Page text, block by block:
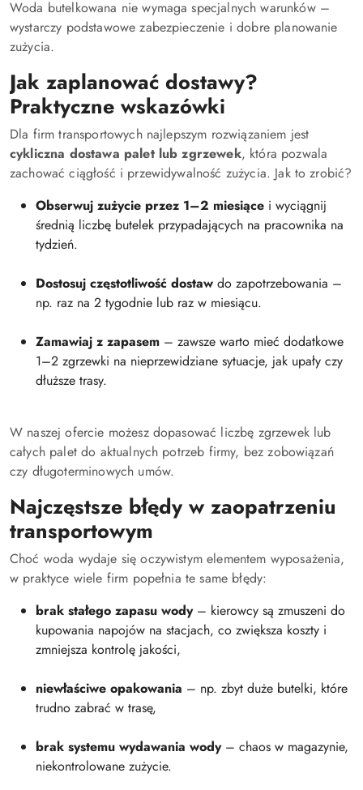
Woda butelkowana nie wymaga specjalnych warunków –
wystarczy podstawowe zabezpieczenie i dobre planowanie
zużycia.
Jak zaplanować dostawy?
Praktyczne wskazówki
Dla firm transportowych najlepszym rozwiązaniem jest
cykliczna dostawa palet lub zgrzewek, która pozwala
zachować ciągłość i przewidywalność zużycia. Jak to zrobić?
Obserwuj zużycie przez 1–2 miesiące i wyciągnij
średnią liczbę butelek przypadających na pracownika na
tydzień.
Dostosuj częstotliwość dostaw do zapotrzebowania –
np. raz na 2 tygodnie lub raz w miesiącu.
Zamawiaj z zapasem – zawsze warto mieć dodatkowe
1–2 zgrzewki na nieprzewidziane sytuacje, jak upały czy
dłuższe trasy.
W naszej ofercie możesz dopasować liczbę zgrzewek lub
całych palet do aktualnych potrzeb firmy, bez zobowiązań
czy długoterminowych umów.
Najczęstsze błędy w zaopatrzeniu
transportowym
Choć woda wydaje się oczywistym elementem wyposażenia,
w praktyce wiele firm popełnia te same błędy:
brak stałego zapasu wody– kierowcy są zmuszeni do
kupowania napojów na stacjach, co zwiększa koszty i
zmniejsza kontrolę jakości,
niewłaściwe opakowania – np. zbyt duże butelki, które
trudno zabrać w trasę,
brak systemu wydawania wody– chaos w magazynie,
niekontrolowane zużycie.